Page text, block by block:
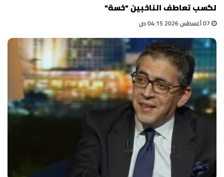
لكسب تعاطف الناخبين "خسة"